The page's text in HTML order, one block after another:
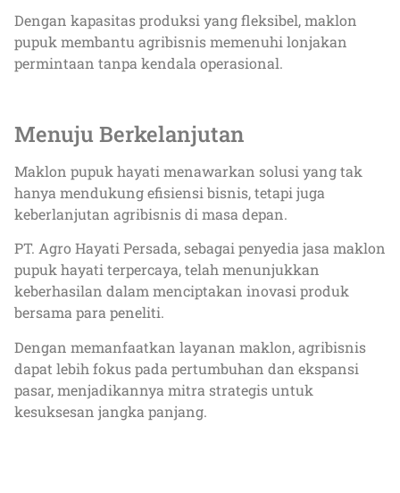
Dengan kapasitas produksi yang fleksibel, maklon
pupuk membantu agribisnis memenuhi lonjakan
permintaan tanpa kendala operasional.
Menuju Berkelanjutan
Maklon pupuk hayati menawarkan solusi yang tak
hanya mendukung efisiensi bisnis, tetapi juga
keberlanjutan agribisnis di masa depan.
PT. Agro Hayati Persada, sebagai penyedia jasa maklon
pupuk hayati terpercaya, telah menunjukkan
keberhasilan dalam menciptakan inovasi produk
bersama para peneliti.
Dengan memanfaatkan layanan maklon, agribisnis
dapat lebih fokus pada pertumbuhan dan ekspansi
pasar, menjadikannya mitra strategis untuk
kesuksesan jangka panjang.